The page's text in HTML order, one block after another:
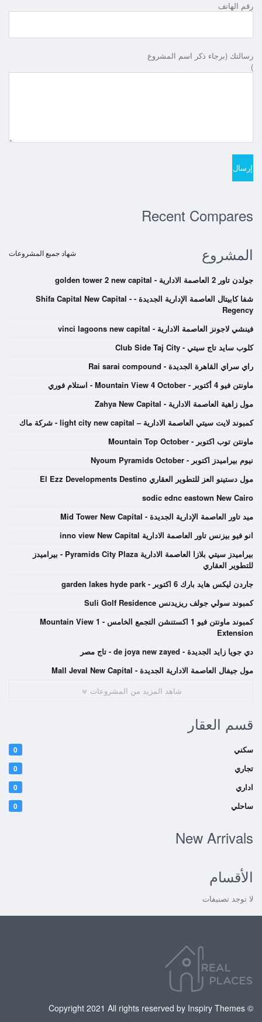
رقم الهاتف
رسالتك (برجاء ذكر اسم المشروع
)
Recent Compares
المشروع
شهاد جميع المشروعات
جولدن تاور 2 العاصمة الادارية - golden tower 2 new capital
شفا كابيتال العاصمة الإدارية الجديدة - Shifa Capital New Capital -
Regency
فينشي لاجونز العاصمة الادارية - vinci lagoons new capital
كلوب سايد تاج سيتي - Club Side Taj City
راي سراي القاهرة الجديدة - Rai sarai compound
ماونتن فيو 4 أكتوبر - Mountain View 4 October - استلام فوري
مول زاهية العاصمة الادارية - Zahya New Capital
كمبوند لايت سيتي العاصمة الادارية – light city new capital - شركة ماك
ماونتن توب اكتوبر - Mountain Top October
نيوم بيراميدز اكتوبر - Nyoum Pyramids October
مول دستينو العز للتطوير العقاري El Ezz Developments Destino
sodic ednc eastown New Cairo
ميد تاور العاصمة الإدارية الجديدة - Mid Tower New Capital
انو فيو بيزنس تاور العاصمة الادارية inno view New Capital
بيراميدز سيتي بلازا العاصمة الادارية Pyramids City Plaza - بيراميدز
للتطوير العقاري
جاردن ليكس هايد بارك 6 اكتوبر - garden lakes hyde park
كمبوند سولي جولف ريزيدنس Suli Golf Residence
كمبوند ماونتن فيو 1 اكستنشن التجمع الخامس - Mountain View 1
Extension
دي جويا زايد الجديدة - de joya new zayed - تاج مصر
مول جيفال العاصمة الادارية الجديدة - Mall Jeval New Capital
شاهد المزيد من المشروعات
قسم العقار
سكني 0
تجاري 0
اداري 0
ساحلي 0
New Arrivals
الأقسام
لا توجد تصنيفات
© Copyright 2021 All rights reserved by Inspiry Themes